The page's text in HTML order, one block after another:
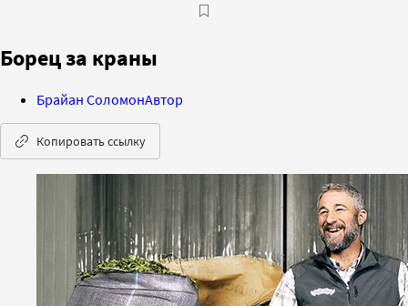
Борец за краны
Брайан СоломонАвтор
Копировать ссылку